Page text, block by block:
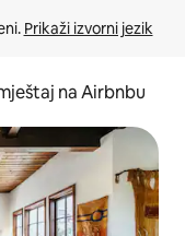
Prikaži izvorni jezik
na Airbnbu